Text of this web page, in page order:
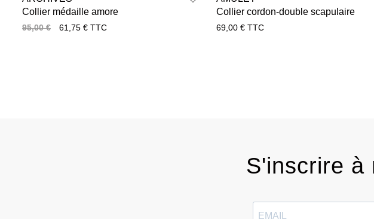
Collier médaille amore
95,00€ 61,75 € TTC
Collier cordon-double scapulaire
69,00 € TTC
S'inscrire à